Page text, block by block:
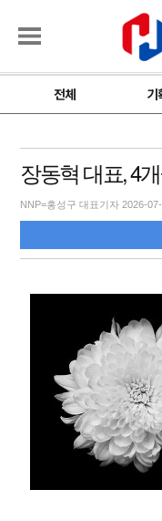
전체 기
장동혁 대표, 4
NNP=홍성구 대표기자 2026-